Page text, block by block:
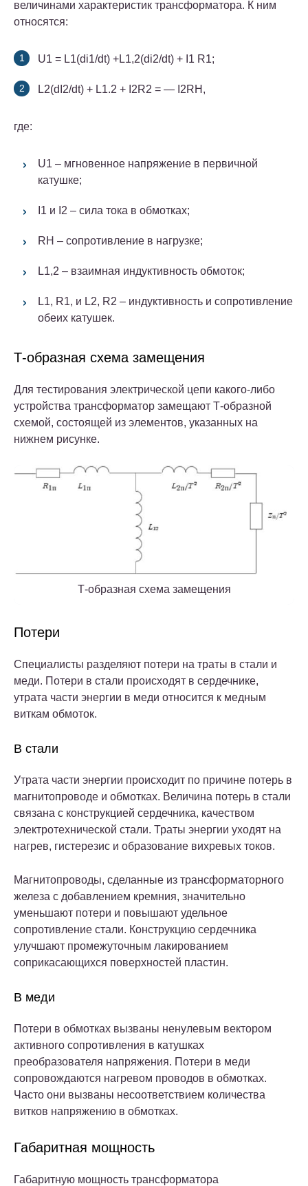
величинами характеристик трансформатора. К ним
относятся:
U1 = L1(di1/dt) +L1,2(di2/dt) + I1 R1;
L2(dI2/dt) + L1.2 + I2R2 = — I2RH,
где:
U1 – мгновенное напряжение в первичной
катушке;
I1 и I2 – сила тока в обмотках;
RH – сопротивление в нагрузке;
L1,2 – взаимная индуктивность обмоток;
L1, R1, и L2, R2 – индуктивность и сопротивление
обеих катушек.
Т-образная схема замещения
Для тестирования электрической цепи какого-либо
устройства трансформатор замещают Т-образной
схемой, состоящей из элементов, указанных на
нижнем рисунке.
Т-образная схема замещения
Потери
Специалисты разделяют потери на траты в стали и
меди. Потери в стали происходят в сердечнике,
утрата части энергии в меди относится к медным
виткам обмоток.
В стали
Утрата части энергии происходит по причине потерь в
магнитопроводе и обмотках. Величина потерь в стали
связана с конструкцией сердечника, качеством
электротехнической стали. Траты энергии уходят на
нагрев, гистерезис и образование вихревых токов.
Магнитопроводы, сделанные из трансформаторного
железа с добавлением кремния, значительно
уменьшают потери и повышают удельное
сопротивление стали. Конструкцию сердечника
улучшают промежуточным лакированием
соприкасающихся поверхностей пластин.
В меди
Потери в обмотках вызваны ненулевым вектором
активного сопротивления в катушках
преобразователя напряжения. Потери в меди
сопровождаются нагревом проводов в обмотках.
Часто они вызваны несоответствием количества
витков напряжению в обмотках.
Габаритная мощность
Габаритную мощность трансформатора